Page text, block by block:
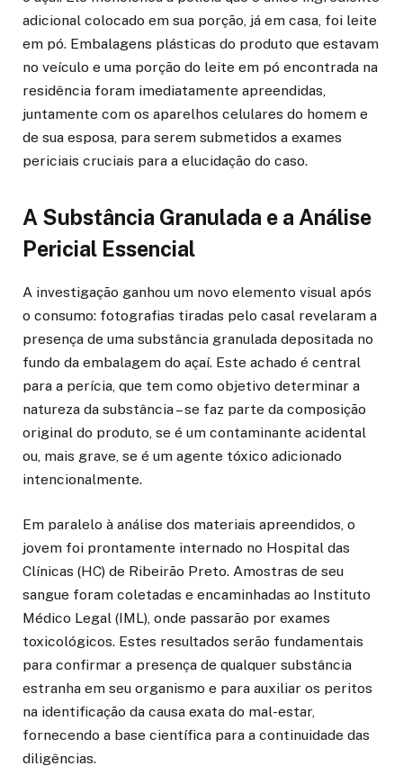
adicional colocado em sua porção, já em casa, foi leite
em pó. Embalagens plásticas do produto que estavam
no veículo e uma porção do leite em pó encontrada na
residência foram imediatamente apreendidas,
juntamente com os aparelhos celulares do homem e
de sua esposa, para serem submetidos a exames
periciais cruciais para a elucidação do caso.
A Substância Granulada e a Análise
Pericial Essencial
A investigação ganhou um novo elemento visual após
o consumo: fotografias tiradas pelo casal revelaram a
presença de uma substância granulada depositada no
fundo da embalagem do açaí. Este achado é central
para a perícia, que tem como objetivo determinar a
natureza da substância – se faz parte da composição
original do produto, se é um contaminante acidental
ou, mais grave, se é um agente tóxico adicionado
intencionalmente.
Em paralelo à análise dos materiais apreendidos, o
jovem foi prontamente internado no Hospital das
Clínicas (HC) de Ribeirão Preto. Amostras de seu
sangue foram coletadas e encaminhadas ao Instituto
Médico Legal (IML), onde passarão por exames
toxicológicos. Estes resultados serão fundamentais
para confirmar a presença de qualquer substância
estranha em seu organismo e para auxiliar os peritos
na identificação da causa exata do mal-estar,
fornecendo a base científica para a continuidade das
diligências.